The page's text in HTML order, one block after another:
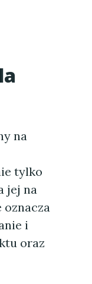
na
tylko
jej na
i
oraz